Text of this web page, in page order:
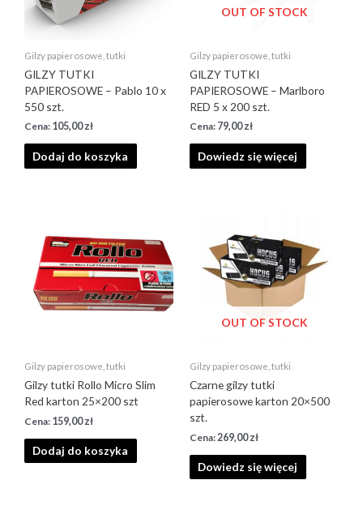
Gilzy papierosowe, tutki
GILZY TUTKI
PAPIEROSOWE – Pablo 10 x
550 szt.
105,00zł
Dodaj do koszyka
OUT OF STOCK
Gilzy papierosowe, tutki
GILZY TUTKI
PAPIEROSOWE – Marlboro
RED 5 x 200 szt.
79,00zł
Dowiedz się więcej
Gilzy papierosowe, tutki
Gilzy tutki Rollo Micro Slim
Red karton 25×200 szt
159,00zł
Dodaj do koszyka
OUT OF STOCK
Gilzy papierosowe, tutki
Czarne gilzy tutki
papierosowe karton 20×500
szt.
269,00zł
Dowiedz się więcej